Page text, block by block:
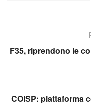
F35, riprendono le
COISP: piattaforma